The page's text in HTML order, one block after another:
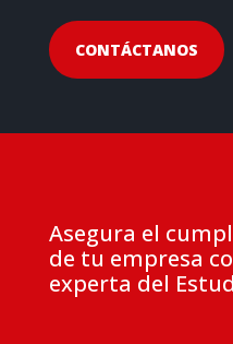
CONTÁCTANOS
Asegura el
de tu empresa
experta del